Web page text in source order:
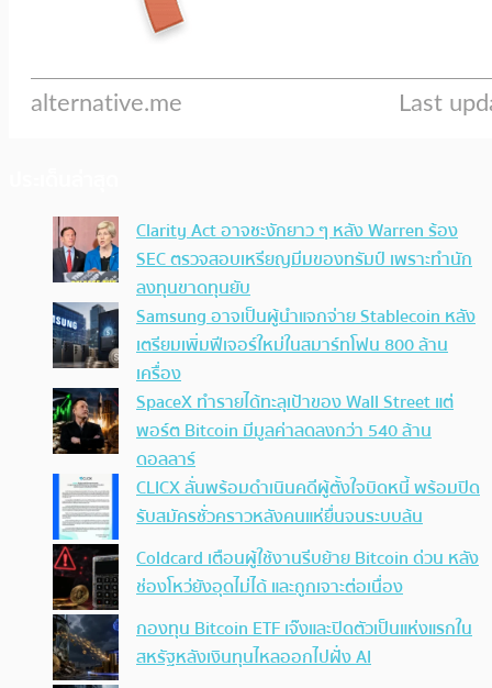
Clarity Act อาจชะงักยาว ๆ หลัง Warren ร้อง
SEC ตรวจสอบเหรียญมีมของทรัมป์ เพราะทำนัก
ลงทุนขาดทุนยับ
Samsung อาจเป็นผู้นำแจกจ่าย Stablecoin หลัง
เตรียมเพิ่มฟีเจอร์ใหม่ในสมาร์ทโฟน 800 ล้าน
เครื่อง
SpaceX ทำรายได้ทะลุเป้าของ Wall Street แต่
พอร์ต Bitcoin มีมูลค่าลดลงกว่า 540 ล้าน
ดอลลาร์
CLICX ลั่นพร้อมดำเนินคดีผู้ตั้งใจบิดหนี้ พร้อมปิด
รับสมัครชั่วคราวหลังคนแห่ยื่นจนระบบล้น
Coldcard เตือนผู้ใช้งานรีบย้าย Bitcoin ด่วน หลัง
ช่องโหว่ยังอุดไม่ได้ และถูกเจาะต่อเนื่อง
กองทุน Bitcoin ETF เจ๊งและปิดตัวเป็นแห่งแรกใน
สหรัฐหลังเงินทุนไหลออกไปฝั่ง AI